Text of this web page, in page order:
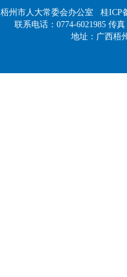
梧州市人大常委会办公室 桂ICP
联系电话：0774-6021985 传
地址：广西梧